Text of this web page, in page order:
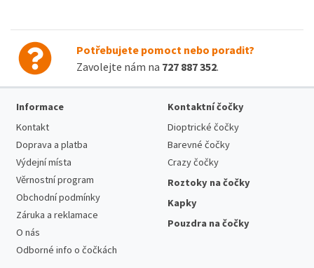
Potřebujete pomoct nebo poradit?
Zavolejte nám na 727 887 352.
Informace
Kontakt
Doprava a platba
Výdejní místa
Věrnostní program
Obchodní podmínky
Záruka a reklamace
O nás
Odborné info o čočkách
Kontaktní čočky
Dioptrické čočky
Barevné čočky
Crazy čočky
Roztoky na čočky
Kapky
Pouzdra na čočky